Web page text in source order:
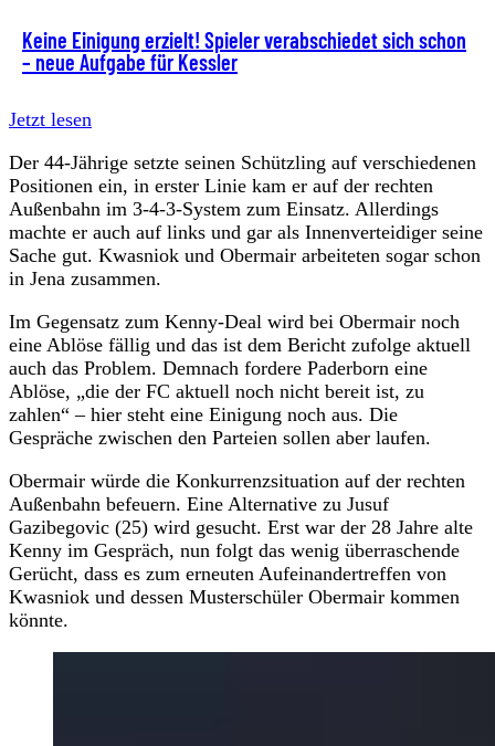
Keine Einigung erzielt! Spieler verabschiedet sich schon
– neue Aufgabe für Kessler
Jetzt lesen
Der 44-Jährige setzte seinen Schützling auf verschiedenen
Positionen ein, in erster Linie kam er auf der rechten
Außenbahn im 3-4-3-System zum Einsatz. Allerdings
machte er auch auf links und gar als Innenverteidiger seine
Sache gut. Kwasniok und Obermair arbeiteten sogar schon
in Jena zusammen.
Im Gegensatz zum Kenny-Deal wird bei Obermair noch
eine Ablöse fällig und das ist dem Bericht zufolge aktuell
auch das Problem. Demnach fordere Paderborn eine
Ablöse, „die der FC aktuell noch nicht bereit ist, zu
zahlen“ – hier steht eine Einigung noch aus. Die
Gespräche zwischen den Parteien sollen aber laufen.
Obermair würde die Konkurrenzsituation auf der rechten
Außenbahn befeuern. Eine Alternative zu Jusuf
Gazibegovic (25) wird gesucht. Erst war der 28 Jahre alte
Kenny im Gespräch, nun folgt das wenig überraschende
Gerücht, dass es zum erneuten Aufeinandertreffen von
Kwasniok und dessen Musterschüler Obermair kommen
könnte.